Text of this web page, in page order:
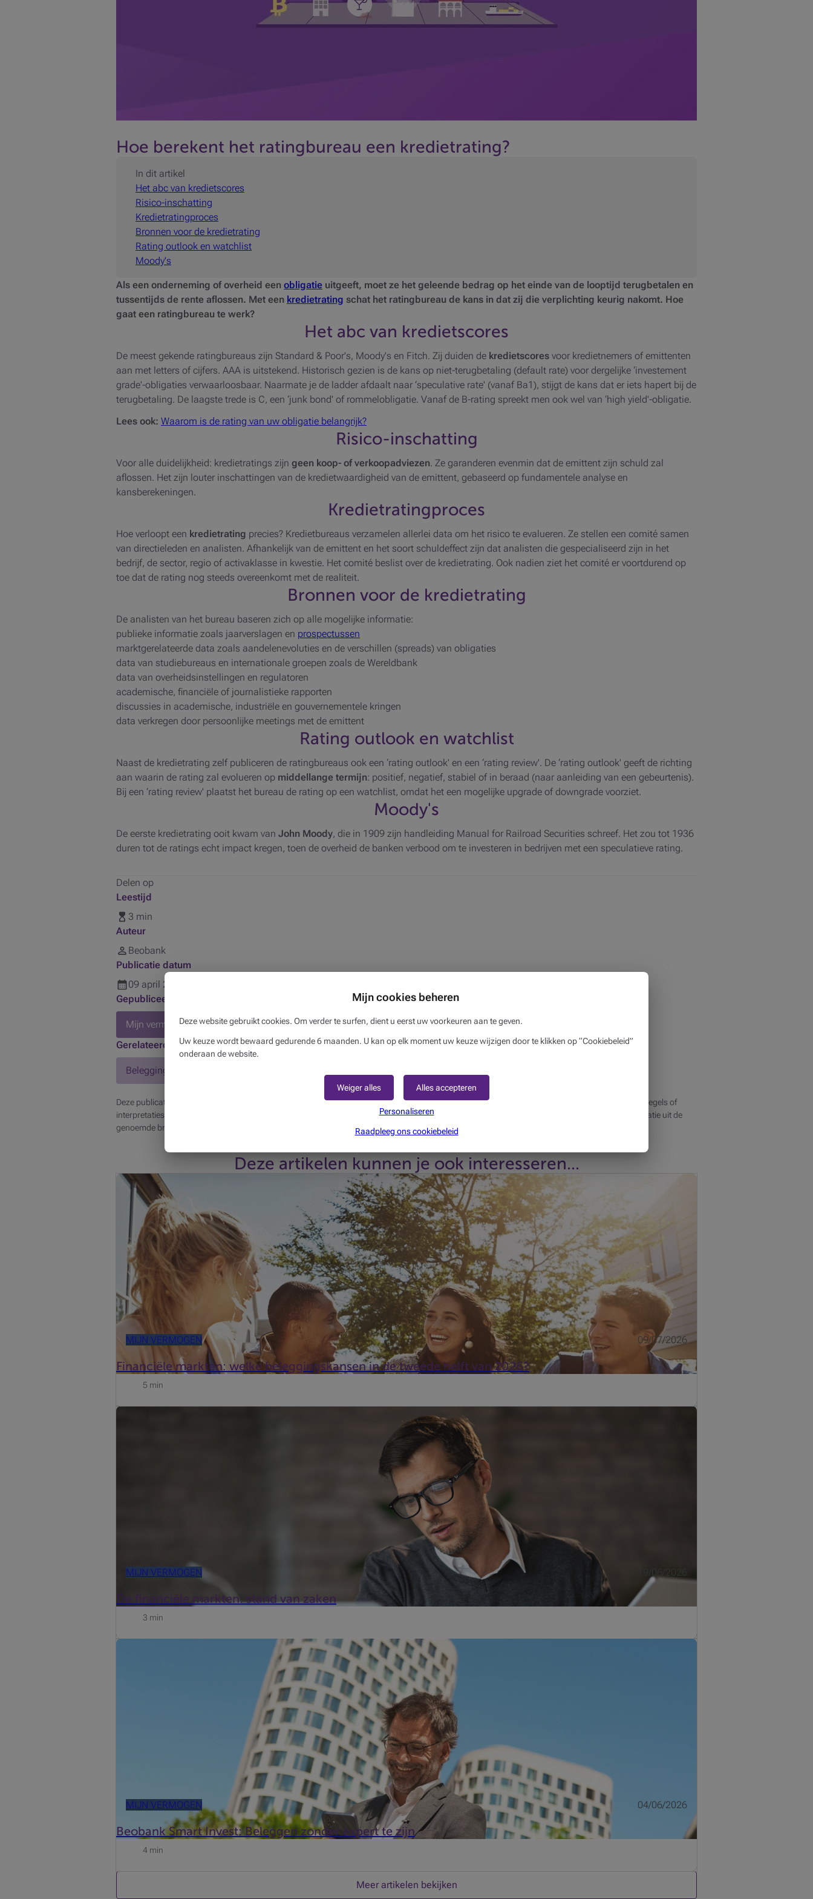
Hoe berekent het ratingbureau een kredietrating?
In dit artikel
Het abc van kredietscores
Risico-inschatting
Kredietratingproces
Bronnen voor de kredietrating
Rating outlook en watchlist
Moody's
Als een onderneming of overheid een obligatie uitgeeft, moet ze het geleende bedrag op het einde van de looptijd terugbetalen en
tussentijds de rente aflossen. Met een kredietrating schat het ratingbureau de kans in dat zij die verplichting keurig nakomt. Hoe
gaat een ratingbureau te werk?
Het abc van kredietscores
De meest gekende ratingbureaus zijn Standard & Poor's, Moody's en Fitch. Zij duiden de kredietscores voor kredietnemers of emittenten
aan met letters of cijfers. AAA is uitstekend. Historisch gezien is de kans op niet-terugbetaling (default rate) voor dergelijke ‘investement
grade'-obligaties verwaarloosbaar. Naarmate je de ladder afdaalt naar ‘speculative rate' (vanaf Ba1), stijgt de kans dat er iets hapert bij de
terugbetaling. De laagste trede is C, een ‘junk bond' of rommelobligatie. Vanaf de B-rating spreekt men ook wel van ‘high yield'-obligatie.
Lees ook: Waarom is de rating van uw obligatie belangrijk?
Risico-inschatting
Voor alle duidelijkheid: kredietratings zijn geen koop- of verkoopadviezen. Ze garanderen evenmin dat de emittent zijn schuld zal
aflossen. Het zijn louter inschattingen van de kredietwaardigheid van de emittent, gebaseerd op fundamentele analyse en
kansberekeningen.
Kredietratingproces
Hoe verloopt een kredietrating precies? Kredietbureaus verzamelen allerlei data om het risico te evalueren. Ze stellen een comité samen
van directieleden en analisten. Afhankelijk van de emittent en het soort schuldeffect zijn dat analisten die gespecialiseerd zijn in het
bedrijf, de sector, regio of activaklasse in kwestie. Het comité beslist over de kredietrating. Ook nadien ziet het comité er voortdurend op
toe dat de rating nog steeds overeenkomt met de realiteit.
Bronnen voor de kredietrating
De analisten van het bureau baseren zich op alle mogelijke informatie:
publieke informatie zoals jaarverslagen en prospectussen
marktgerelateerde data zoals aandelenevoluties en de verschillen (spreads) van obligaties
data van studiebureaus en internationale groepen zoals de Wereldbank
data van overheidsinstellingen en regulatoren
academische, financiële of journalistieke rapporten
discussies in academische, industriële en gouvernementele kringen
data verkregen door persoonlijke meetings met de emittent
Rating outlook en watchlist
Naast de kredietrating zelf publiceren de ratingbureaus ook een ‘rating outlook' en een ‘rating review'. De ‘rating outlook' geeft de richting
aan waarin de rating zal evolueren op middellange termijn: positief, negatief, stabiel of in beraad (naar aanleiding van een gebeurtenis).
Bij een ‘rating review' plaatst het bureau de rating op een watchlist, omdat het een mogelijke upgrade of downgrade voorziet.
Moody's
De eerste kredietrating ooit kwam van John Moody, die in 1909 zijn handleiding Manual for Railroad Securities schreef. Het zou tot 1936
duren tot de ratings echt impact kregen, toen de overheid de banken verbood om te investeren in bedrijven met een speculatieve rating.
Delen op
Leestijd
3 min
Auteur
Beobank
Publicatie datum
09 april 2024
Gepubliceerd in
Mijn vermogen
Gerelateerde producten
Beleggingen
Deze publicatie bevat algemene informatie en vormt geen persoonlijk advies. Deze informatie kan veranderen of onderworpen zijn aan specifieke regels of
interpretaties, afhankelijk van de situatie. Beobank is niet verantwoordelijk voor de juistheid, de volledigheid en de bijgewerkte versie van de informatie uit de
genoemde bronnen.
Deze artikelen kunnen je ook interesseren...
MIJN VERMOGEN 09/07/2026
Financiële markten: welke beleggingskansen in de tweede helft van 2026?
Ondanks geopolitieke spanningen en de AI-revolutie blijven de markten veerkrachtig. Welke thema's zullen in de tweede helft van 2026
het verschil maken?
5 min
MIJN VERMOGEN 19/06/2026
De financiële markten: stand van zaken
Update van 19 juni 2026
3 min
MIJN VERMOGEN 04/06/2026
Beobank Smart Invest: Beleggen zonder expert te zijn
Beobank heeft zich verdiept in de drempels die rond beleggen bestaan en lanceert zij nu Beobank Smart Invest. Ontdek het getuigenis van
Roel De Buyser, Invest Advisory bij Beobank.
4 min
Meer artikelen bekijken
Mijn cookies beheren
Deze website gebruikt cookies. Om verder te surfen, dient u eerst uw voorkeuren aan te geven.
Uw keuze wordt bewaard gedurende 6 maanden. U kan op elk moment uw keuze wijzigen door te klikken op “Cookiebeleid”
onderaan de website.
Alles accepteren
Weiger alles
Personaliseren
Raadpleeg ons cookiebeleid